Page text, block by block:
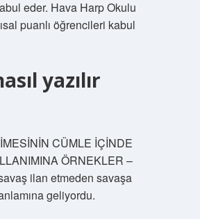
eder. Hava Harp Okulu
puanlı öğrencileri kabul
yazılır
CÜMLE İÇİNDE
ÖRNEKLER –
ilan etmeden savaşa
geliyordu.